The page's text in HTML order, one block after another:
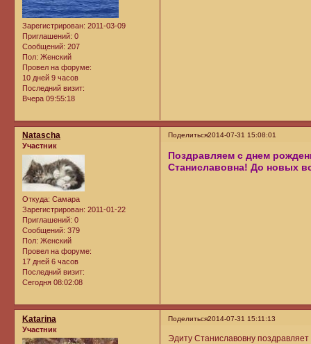
Зарегистрирован: 2011-03-09
Приглашений: 0
Сообщений: 207
Пол: Женский
Провел на форуме:
10 дней 9 часов
Последний визит:
Вчера 09:55:18
Поделиться2014-07-31 15:08:01
Natascha
Участник
Откуда: Самара
Зарегистрирован: 2011-01-22
Приглашений: 0
Сообщений: 379
Пол: Женский
Провел на форуме:
17 дней 6 часов
Последний визит:
Сегодня 08:02:08
Поздравляем с днем
Станиславовна! До новых
Поделиться2014-07-31 15:11:13
Katarina
Участник
Эдиту Станиславовну